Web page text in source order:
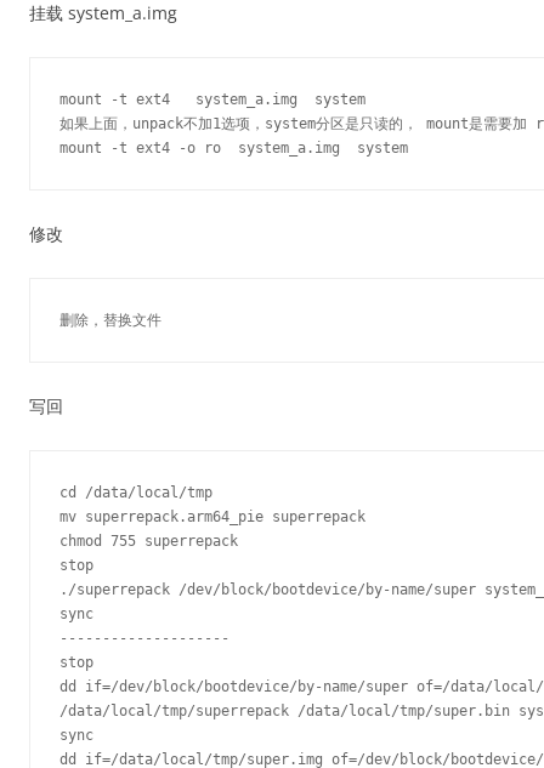
挂载 system_a.img
mount -t ext4   system_a.img  system
如果上面，unpack不加1选项，system分区是只读的， mount是需要加
修改
写回
cd /data/local/tmp
mv superrepack.arm64_pie superrepack
chmod 755 superrepack
stop
./superrepack /dev/block/bootdevice/by-name/super
sync
--------------------
stop
dd if=/dev/block/bootdevice/by-name/super of=/data/local/
/data/local/tmp/superrepack /data/local/tmp/super.bin
sync
dd if=/data/local/tmp/super.img of=/dev/block/bootdevice/